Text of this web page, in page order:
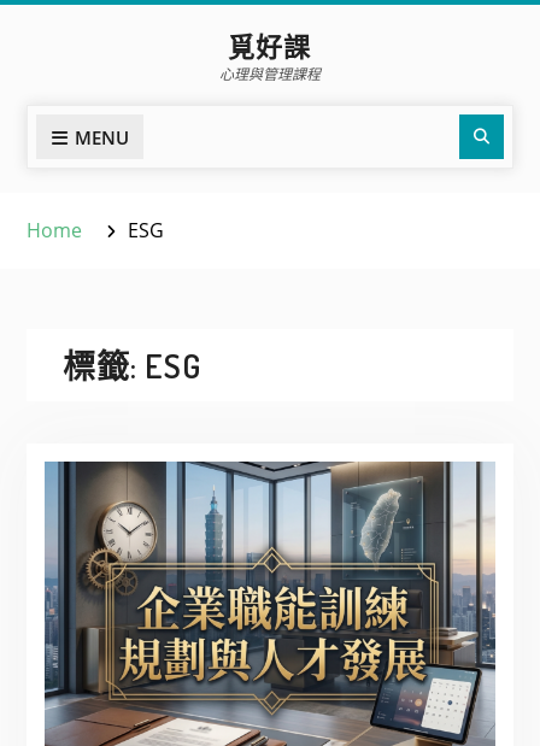
覓好課
心理與管理課程
MENU
Home ESG
標籤: ESG